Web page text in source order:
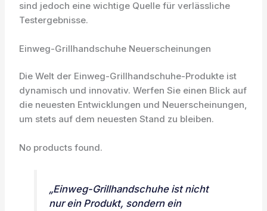
sind jedoch eine wichtige Quelle für verlässliche
Testergebnisse.
Einweg-Grillhandschuhe Neuerscheinungen
Die Welt der Einweg-Grillhandschuhe-Produkte ist
dynamisch und innovativ. Werfen Sie einen Blick auf
die neuesten Entwicklungen und Neuerscheinungen,
um stets auf dem neuesten Stand zu bleiben.
No products found.
„Einweg-Grillhandschuhe ist nicht
nur ein Produkt, sondern ein